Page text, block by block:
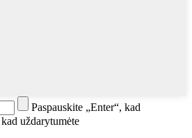
Paspauskite „Enter“, kad
uždarytumėte